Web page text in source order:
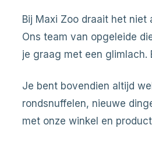
Bij Maxi Zoo draait het
Ons team van opgeleide
je graag met een glimlach.
Je bent bovendien altijd
rondsnuffelen, nieuwe
met onze winkel en